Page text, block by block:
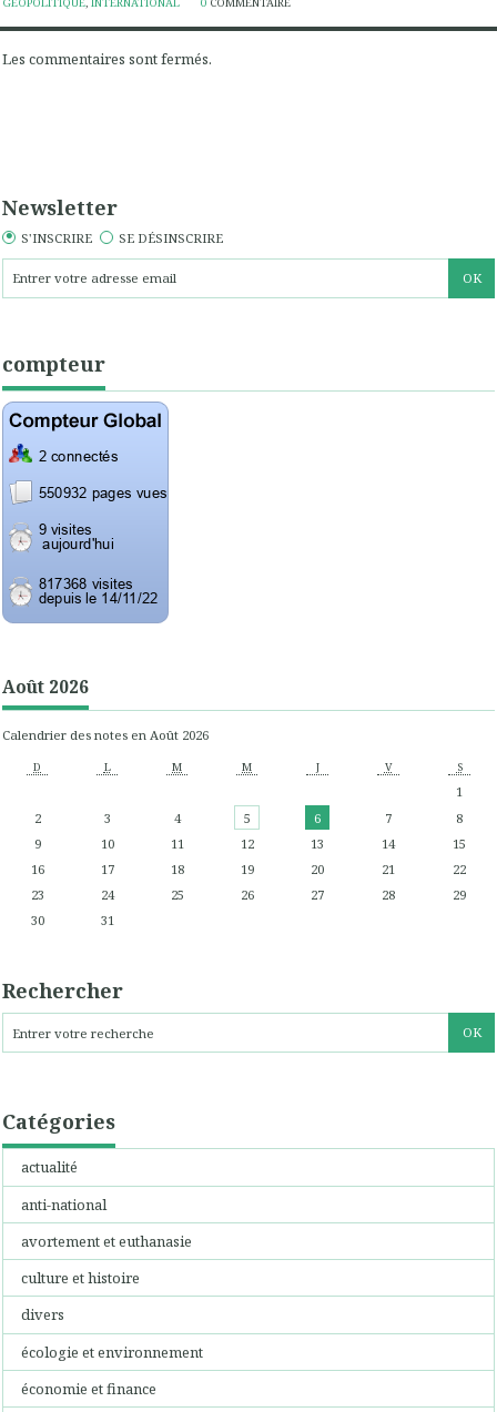
GÉOPOLITIQUE, INTERNATIONAL 0 COMMENTAIRE
Les commentaires sont fermés.
Newsletter
S'INSCRIRE SE DÉSINSCRIRE
compteur
Août 2026
Calendrier des notes en Août 2026
D L M M J V S
1
2
3 4 5 6 7
8
9
10 11 12 13 14
15
16
17 18 19 20 21
22
23
24 25 26 27 28
29
30
31
Rechercher
Catégories
actualité
anti-national
avortement et euthanasie
culture et histoire
divers
écologie et environnement
économie et finance